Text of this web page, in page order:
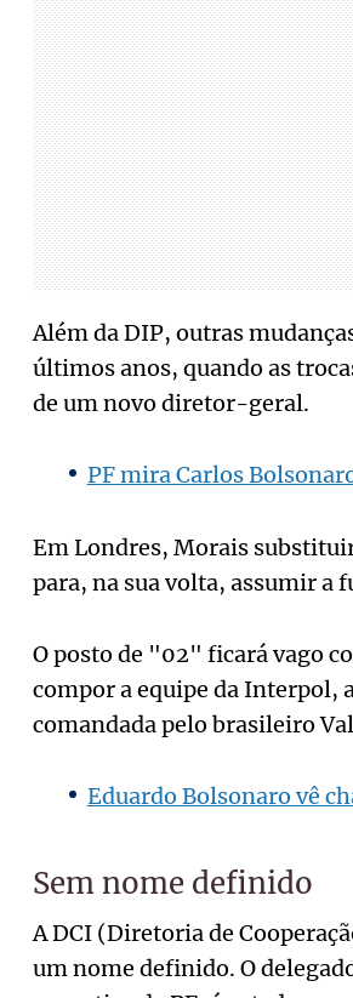
Além da DIP, outras
últimos anos, quando as
de um novo diretor-geral.
PF mira Carlos
Em Londres, Morais
para, na sua volta, assumir a
O posto de "02" ficará vago
compor a equipe da Interpol,
comandada pelo brasileiro
Eduardo Bolsonaro vê
Sem nome definido
A DCI (Diretoria de
um nome definido. O